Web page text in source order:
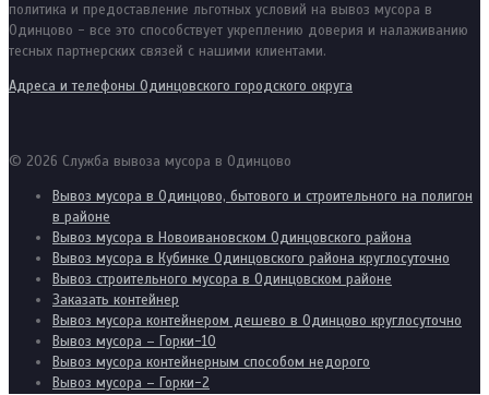
политика и предоставление льготных условий на вывоз мусора в
Одинцово - все это способствует укреплению доверия и налаживанию
тесных партнерских связей с нашими клиентами.
Адреса и телефоны Одинцовского городского округа
© 2026 Служба вывоза мусора в Одинцово
Вывоз мусора в Одинцово, бытового и строительного на полигон
в районе
Вывоз мусора в Новоивановском Одинцовского района
Вывоз мусора в Кубинке Одинцовского района круглосуточно
Вывоз строительного мусора в Одинцовском районе
Заказать контейнер
Вывоз мусора контейнером дешево в Одинцово круглосуточно
Вывоз мусора – Горки-10
Вывоз мусора контейнерным способом недорого
Вывоз мусора – Горки-2